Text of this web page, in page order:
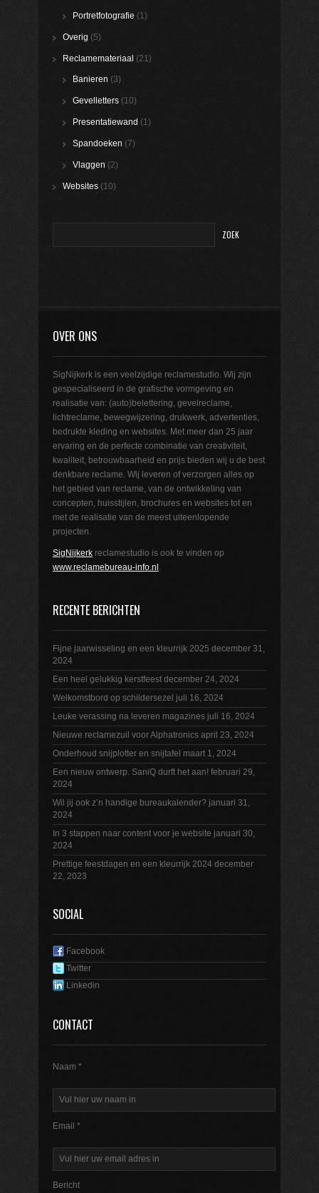
Portretfotografie (1)
Overig (5)
Reclamemateriaal (21)
Banieren (3)
Gevelletters (10)
Presentatiewand (1)
Spandoeken (7)
Vlaggen (2)
Websites (10)
OVER ONS
SigNijkerk is een veelzijdige reclamestudio. Wij zijn
gespecialiseerd in de grafische vormgeving en
realisatie van: (auto)belettering, gevelreclame,
lichtreclame, bewegwijzering, drukwerk, advertenties,
bedrukte kleding en websites. Met meer dan 25 jaar
ervaring en de perfecte combinatie van creativiteit,
kwaliteit, betrouwbaarheid en prijs bieden wij u de best
denkbare reclame. Wij leveren of verzorgen alles op
het gebied van reclame, van de ontwikkeling van
concepten, huisstijlen, brochures en websites tot en
met de realisatie van de meest uiteenlopende
projecten.
SigNijkerk reclamestudio is ook te vinden op
www.reclamebureau-info.nl
RECENTE BERICHTEN
Fijne jaarwisseling en een kleurrijk 2025 december 31,
2024
Een heel gelukkig kerstfeest december 24, 2024
Welkomstbord op schildersezel juli 16, 2024
Leuke verassing na leveren magazines juli 16, 2024
Nieuwe reclamezuil voor Alphatronics april 23, 2024
Onderhoud snijplotter en snijtafel maart 1, 2024
Een nieuw ontwerp. SaniQ durft het aan! februari 29,
2024
Wil jij ook z’n handige bureaukalender? januari 31,
2024
In 3 stappen naar content voor je website januari 30,
2024
Prettige feestdagen en een kleurrijk 2024 december
22, 2023
SOCIAL
Facebook
Twitter
Linkedin
CONTACT
Naam *
Email *
Bericht